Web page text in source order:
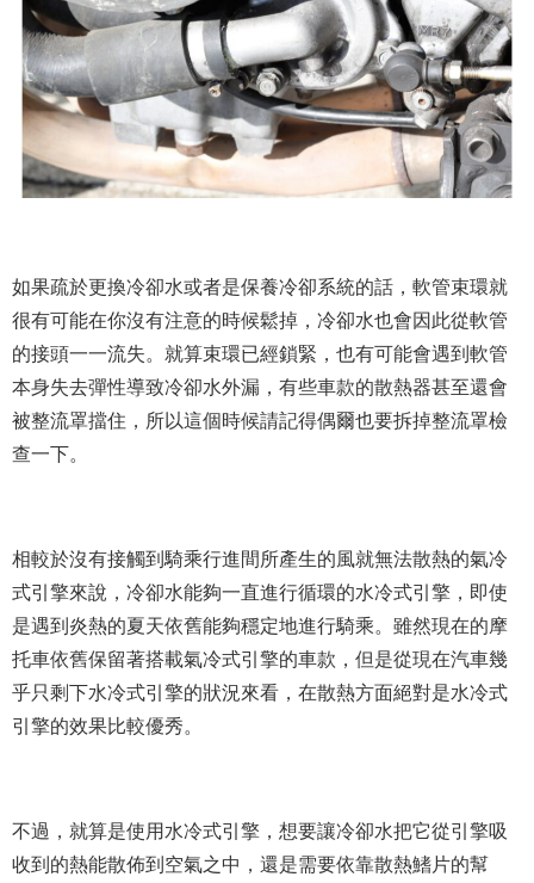
如果疏於更換冷卻水或者是保養冷卻系統的話，軟管束環就
很有可能在你沒有注意的時候鬆掉，冷卻水也會因此從軟管
的接頭一一流失。就算束環已經鎖緊，也有可能會遇到軟管
本身失去彈性導致冷卻水外漏，有些車款的散熱器甚至還會
被整流罩擋住，所以這個時候請記得偶爾也要拆掉整流罩檢
查一下。
相較於沒有接觸到騎乘行進間所產生的風就無法散熱的氣冷
式引擎來說，冷卻水能夠一直進行循環的水冷式引擎，即使
是遇到炎熱的夏天依舊能夠穩定地進行騎乘。雖然現在的摩
托車依舊保留著搭載氣冷式引擎的車款，但是從現在汽車幾
乎只剩下水冷式引擎的狀況來看，在散熱方面絕對是水冷式
引擎的效果比較優秀。
不過，就算是使用水冷式引擎，想要讓冷卻水把它從引擎吸
收到的熱能散佈到空氣之中，還是需要依靠散熱鰭片的幫